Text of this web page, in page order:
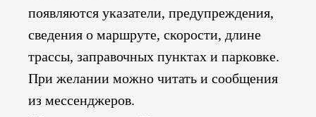
появляются указатели, предупреждения,
сведения о маршруте, скорости, длине
трассы, заправочных пунктах и парковке.
При желании можно читать и сообщения
из мессенджеров.